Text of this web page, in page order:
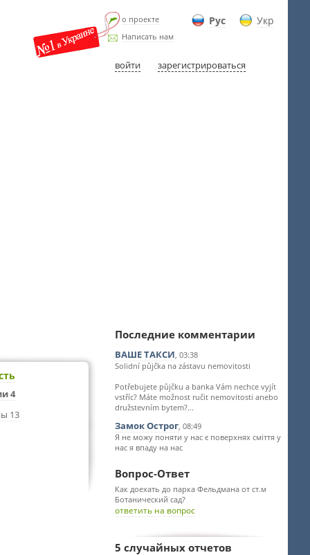
Рус Укр
о проекте
Написать нам
войти зарегистрироваться
4
13
Последние комментарии
ВАШЕ ТАКСИ, 03:38
Solidní půjčka na zástavu nemovitosti
Potřebujete půjčku a banka Vám nechce vyjít
vstříc? Máte možnost ručit nemovitosti anebo
družstevním bytem?...
Замок Острог, 08:49
Я не можу поняти у нас є поверхнях сміття у
нас я впаду на нас
Вопрос-Ответ
Как доехать до парка Фельдмана от ст.м
Ботанический сад?
ответить на вопрос
5 случайных отчетов